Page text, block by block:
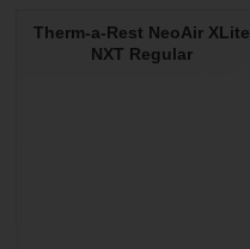
Therm-a-Rest NeoAir XLite
NXT Regular